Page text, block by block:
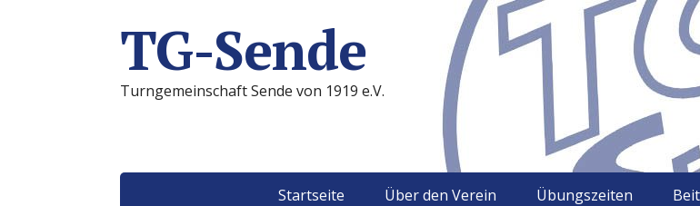
TG-Sende
Turngemeinschaft Sende von 1919 e.V.
Startseite Über den Verein Übungszeiten